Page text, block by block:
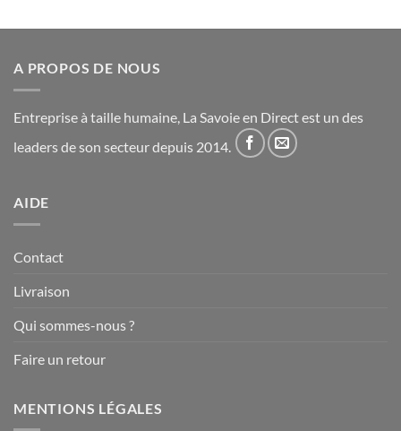
A PROPOS DE NOUS
Entreprise à taille humaine, La Savoie en Direct est un des
leaders de son secteur depuis 2014.
AIDE
Contact
Livraison
Qui sommes-nous ?
Faire un retour
MENTIONS LÉGALES